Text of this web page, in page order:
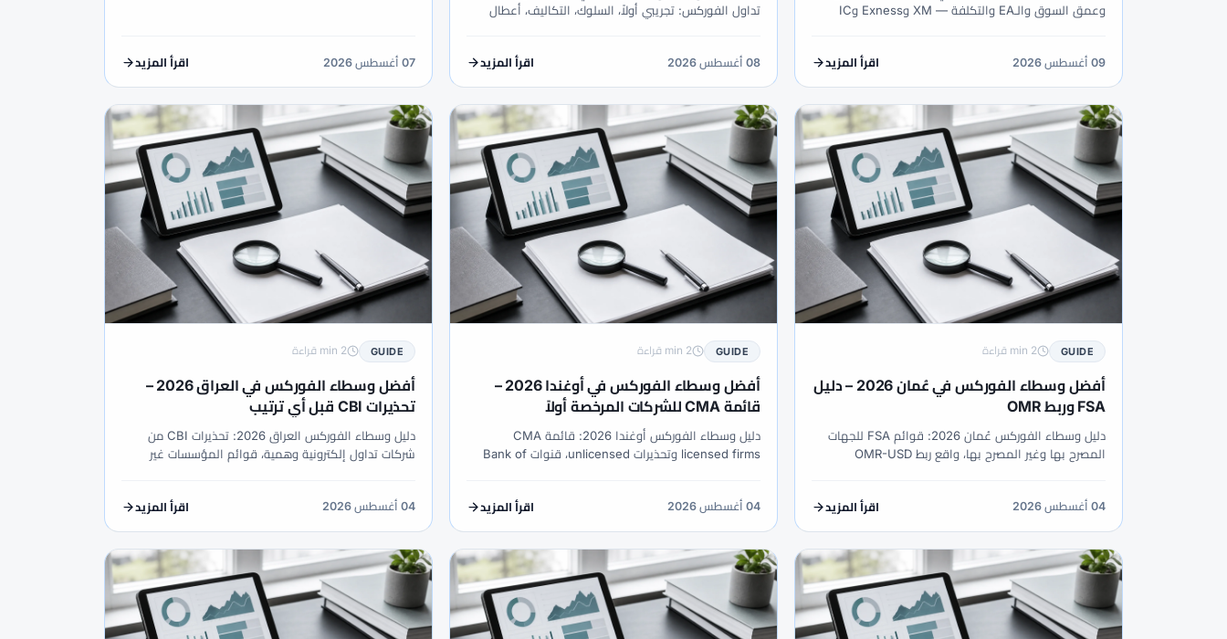
وعمق السوق والـEA والتكلفة — XM وExness وIC
09 أغسطس 2026 اقرأ المزيد
تداول الفوركس: تجريبي أولاً، السلوك، التكاليف، أعطال
08 أغسطس 2026 اقرأ المزيد 07 أغسطس 2026 اقرأ المزيد
GUIDE 2 min قراءة
أفضل وسطاء الفوركس في عُمان 2026 – دليل
FSA وربط OMR
دليل وسطاء الفوركس عُمان 2026: قوائم FSA للجهات
المصرح بها وغير المصرح بها، واقع ربط OMR-USD
04 أغسطس 2026 اقرأ المزيد
GUIDE 2 min قراءة
أفضل وسطاء الفوركس في أوغندا 2026 –
قائمة CMA للشركات المرخصة أولاً
دليل وسطاء الفوركس أوغندا 2026: قائمة CMA
licensed firms وتحذيرات unlicensed، قنوات Bank of
04 أغسطس 2026 اقرأ المزيد
GUIDE 2 min قراءة
أفضل وسطاء الفوركس في العراق 2026 –
تحذيرات CBI قبل أي ترتيب
دليل وسطاء الفوركس العراق 2026: تحذيرات CBI من
شركات تداول إلكترونية وهمية، قوائم المؤسسات غير
04 أغسطس 2026 اقرأ المزيد